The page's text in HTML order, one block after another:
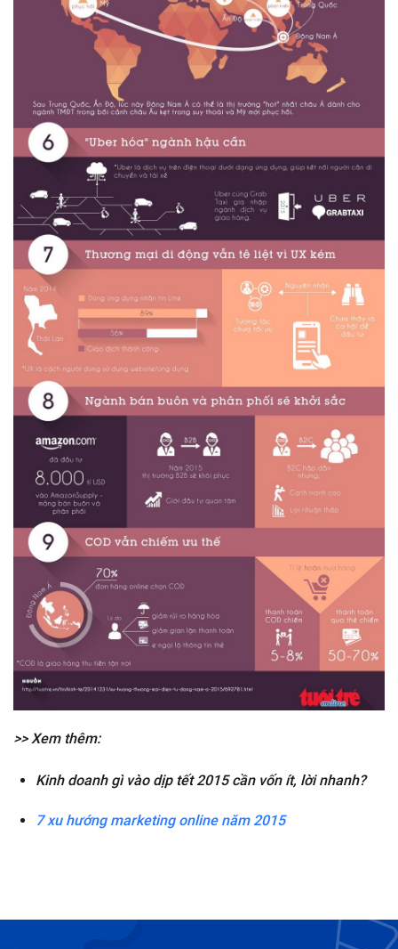
>> Xem thêm:
Kinh doanh gì vào dịp tết 2015 cần vốn ít, lời nhanh?
7 xu hướng marketing online năm 2015